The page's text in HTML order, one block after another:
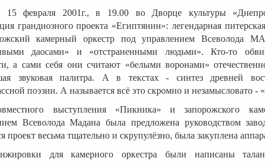
15 февраля 2001г., в 19.00 во Дворце культуры
грандиозного проекта «Египтянин»: легендарная
камерный оркестр под управлением Всеволода
даосами» и «отстраненными людьми». Кто-то
а сами себя они считают «белыми воронами»
звуковая палитра. А в текстах - синтез древней
поэзии. А называется всё это скромно и незамысловато -
выступления «Пикника» и запорожского
Всеволода Мадана была предложена руководством
проект весьма тщательно и скрупулёзно, была закуплена
для камерного оркестра были написаны